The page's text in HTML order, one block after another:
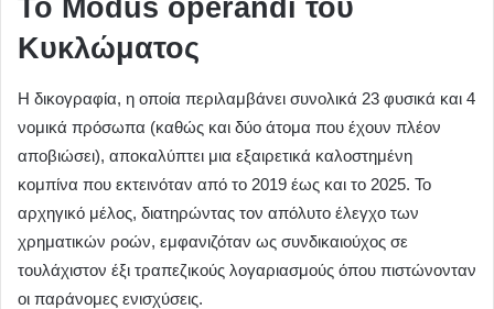
Το Modus operandi του
Κυκλώματος
Η δικογραφία, η οποία περιλαμβάνει συνολικά 23 φυσικά και 4
νομικά πρόσωπα (καθώς και δύο άτομα που έχουν πλέον
αποβιώσει), αποκαλύπτει μια εξαιρετικά καλοστημένη
κομπίνα που εκτεινόταν από το 2019 έως και το 2025. Το
αρχηγικό μέλος, διατηρώντας τον απόλυτο έλεγχο των
χρηματικών ροών, εμφανιζόταν ως συνδικαιούχος σε
τουλάχιστον έξι τραπεζικούς λογαριασμούς όπου πιστώνονταν
οι παράνομες ενισχύσεις.